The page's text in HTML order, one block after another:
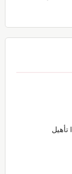
مقارنة ISO 15614 Part – 1 VS ASME IX تأهيل